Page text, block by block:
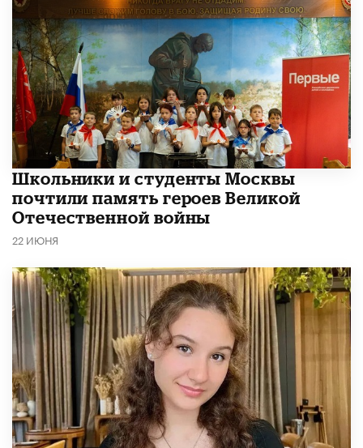
Школьники и студенты Москвы
почтили память героев Великой
Отечественной войны
22 ИЮНЯ